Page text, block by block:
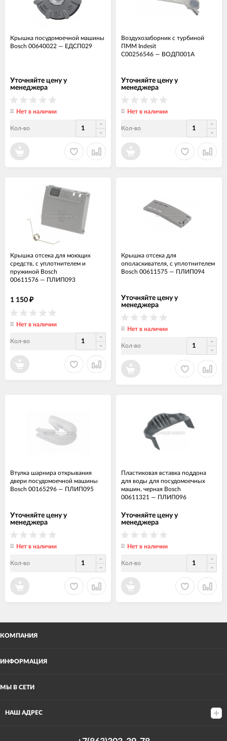
Крышка посудомоечной машины
Bosch 00640022 — ЕДСП029
Уточняйте цену у
менеджера
Нет в наличии
Кол-во
Воздухозаборник с турбиной
ПММ Indesit
C00256546 — ВОДП001А
Уточняйте цену у
менеджера
Нет в наличии
Кол-во
Крышка отсека для моющих
средств, с уплотнителем и
пружиной Bosch
00611576 — ПЛИП093
1 150 ₽
Нет в наличии
Кол-во
Крышка отсека для
ополаскивателя, с уплотнителем
Bosch 00611575 — ПЛИП094
Уточняйте цену у
менеджера
Нет в наличии
Кол-во
Втулка шарнира открывания
двери посудомоечной машины
Bosch 00165296 — ПЛИП095
Уточняйте цену у
менеджера
Нет в наличии
Кол-во
Пластиковая вставка поддона
для воды для посудомоечных
машин, черная Bosch
00611321 — ПЛИП096
Уточняйте цену у
менеджера
Нет в наличии
Кол-во
КОМПАНИЯ
ИНФОРМАЦИЯ
МЫ В СЕТИ
НАШ АДРЕС